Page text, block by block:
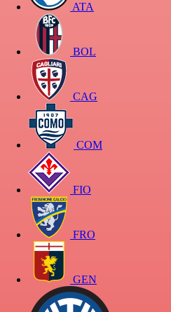
ATA
BOL
CAG
COM
FIO
FRO
GEN